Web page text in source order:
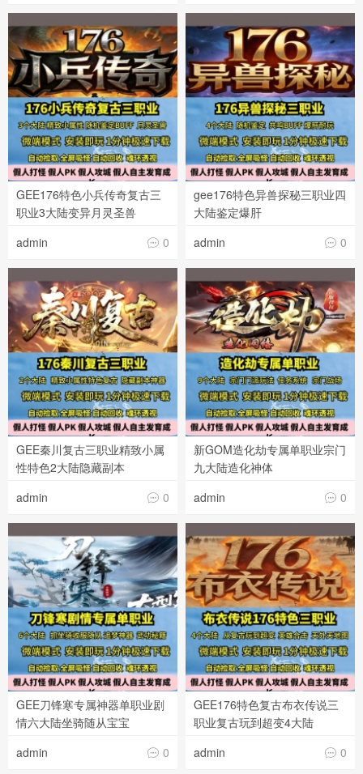
GEE176特色小兵传奇复古三
职业3大陆变异月灵圣兽
 0
admin
gee176特色异兽探秘三职业四
大陆鉴定爆肝
 0
admin
GEE秦川复古三职业精致小属
性特色2大陆隐藏副本
 0
admin
新GOM造化劫专属单职业宗门
九大陆造化神体
 0
admin
GEE刀锋寒专属神器单职业剧
情六大陆坐骑随从宝宝
 0
admin
GEE176特色复古布衣传说三
职业复古玩到超变4大陆
 0
admin